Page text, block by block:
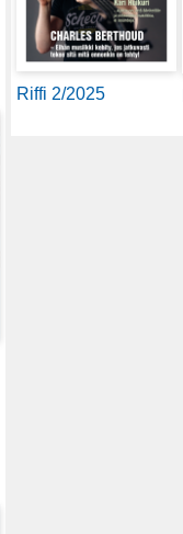
Riffi 2/2025